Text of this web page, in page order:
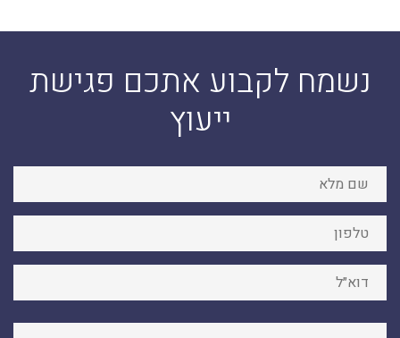
נשמח לקבוע אתכם פגישת
ייעוץ